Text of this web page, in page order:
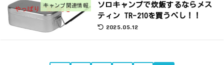
キャンプ関連情報
ソロキャンプで炊飯するならメス
ティン TR-210を買うべし！！
2025.05.12